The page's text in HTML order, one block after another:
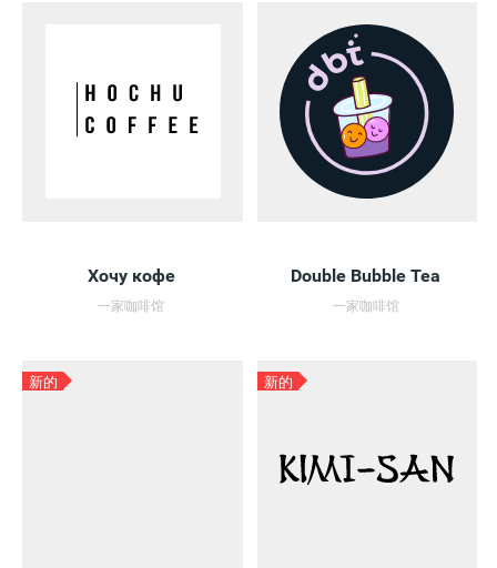
Хочу кофе
一家咖啡馆
Double Bubble Tea
一家咖啡馆
新的 新的